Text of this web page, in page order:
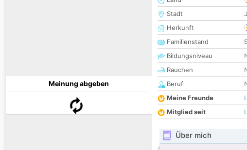
Meinung abgeben
Stadt
Herkunft
Familienstand
Bildungsniveau
Rauchen
Beruf
Meine Freunde
Mitglied seit
Über mich